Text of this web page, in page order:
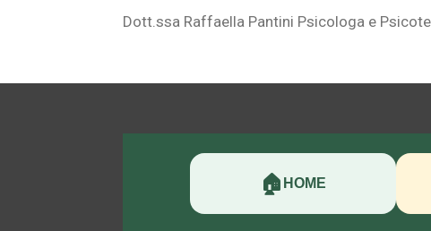
Dott.ssa Raffaella Pantini Psicologa e
🏠 HOME